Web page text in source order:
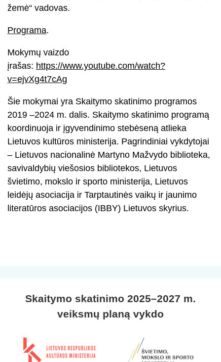
žemė“ vadovas.
Programa.
Mokymų vaizdo
įrašas: https://www.youtube.com/watch?
v=ejvXg4t7cAg
Šie mokymai yra Skaitymo skatinimo programos
2019 –2024 m. dalis. Skaitymo skatinimo programą
koordinuoja ir įgyvendinimo stebėseną atlieka
Lietuvos kultūros ministerija. Pagrindiniai vykdytojai
– Lietuvos nacionalinė Martyno Mažvydo biblioteka,
savivaldybių viešosios bibliotekos, Lietuvos
švietimo, mokslo ir sporto ministerija, Lietuvos
leidėjų asociacija ir Tarptautinės vaikų ir jaunimo
literatūros asociacijos (IBBY) Lietuvos skyrius.
Skaitymo skatinimo 2025–2027 m.
veiksmų planą vykdo